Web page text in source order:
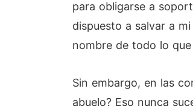
para obligarse a
dispuesto a salvar a
nombre de todo lo
Sin embargo, en las
abuelo? Eso nunca